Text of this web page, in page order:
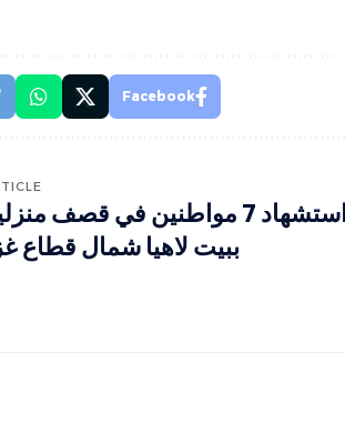
Facebook
استشهاد 7 مواطنين في قصف
ببيت لاهيا شمال قطاع